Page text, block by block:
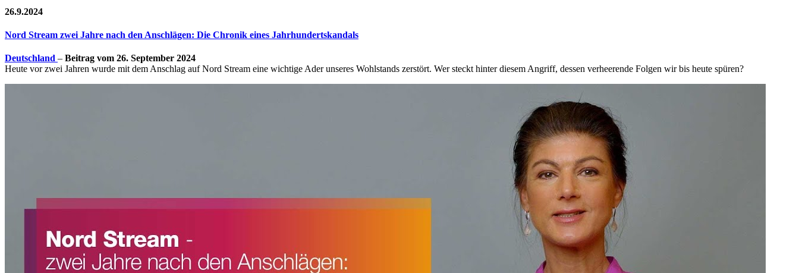
26.9.2024
Nord Stream zwei Jahre nach den Anschlägen: Die Chronik eines Jahrhundertskandals
Deutschland – Beitrag vom 26. September 2024
Heute vor zwei Jahren wurde mit dem Anschlag auf Nord Stream eine wichtige Ader unseres Wohlstands zerstört. Wer steckt hinter diesem Angriff, dessen verheerende Folgen wir bis heute spüren?